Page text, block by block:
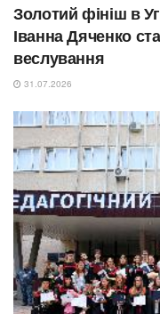
Золотий фініш в
Іванна Дяченко
веслування
31.07.2026